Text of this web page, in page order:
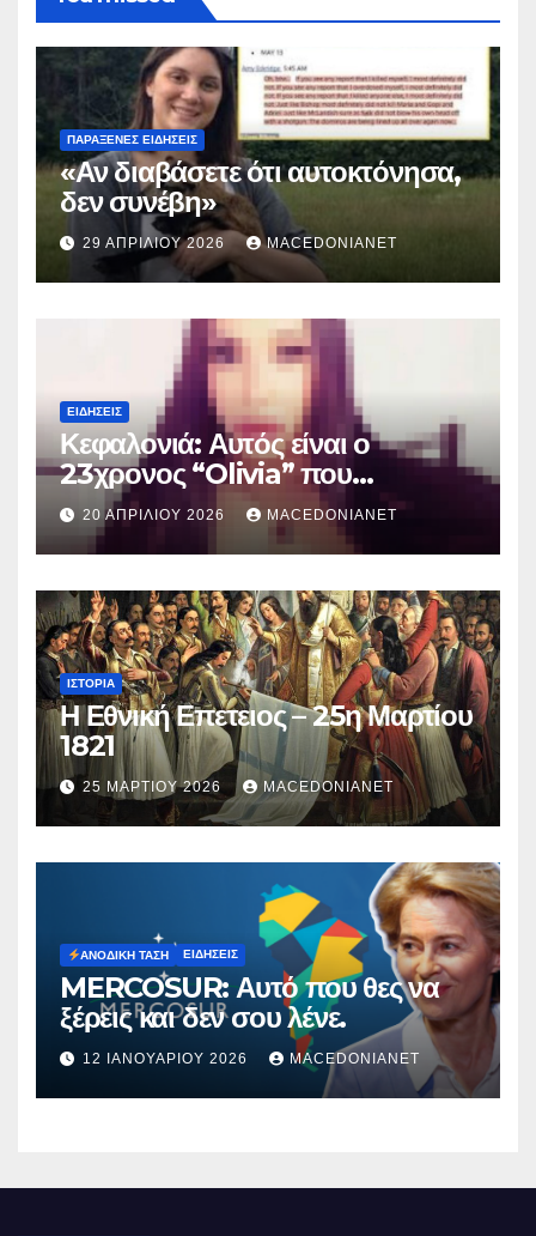
ΠΑΡΆΞΕΝΕΣ ΕΙΔΉΣΕΙΣ
«Αν διαβάσετε ότι αυτοκτόνησα,
δεν συνέβη»
29 ΑΠΡΙΛΊΟΥ 2026 MACEDONIANET
ΕΙΔΉΣΕΙΣ
Κεφαλονιά: Αυτός είναι ο
23χρονος “Olivia” που
κατηγορείται για τον θάνατο της
Μυρτούς
20 ΑΠΡΙΛΊΟΥ 2026 MACEDONIANET
ΙΣΤΟΡΊΑ
Η Εθνική Επετειος – 25η Μαρτίου
1821
25 ΜΑΡΤΊΟΥ 2026 MACEDONIANET
ΑΝΟΔΙΚΉ ΤΆΣΗ ΕΙΔΉΣΕΙΣ
MERCOSUR: Αυτό που θες να
ξέρεις και δεν σου λένε.
12 ΙΑΝΟΥΑΡΊΟΥ 2026 MACEDONIANET